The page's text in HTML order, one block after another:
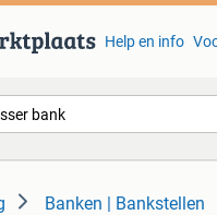
Help en info
Banken | Bankstellen